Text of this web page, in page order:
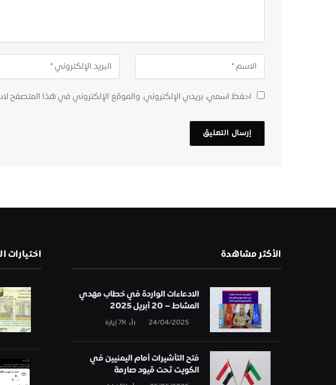
احفظ اسمي، بريدي الإلكتروني، والموقع الإلكتروني في هذا المتصفح
الأكثر مشاهدة
الادعاءات الواردة في خطاب مهدي
المشاط – 20 أبريل 2025
24/04/2025
7Kزيارة
فتح التأشيرات أمام اليمنيين في
الكويت تحت قيود صارمة
اختيارات